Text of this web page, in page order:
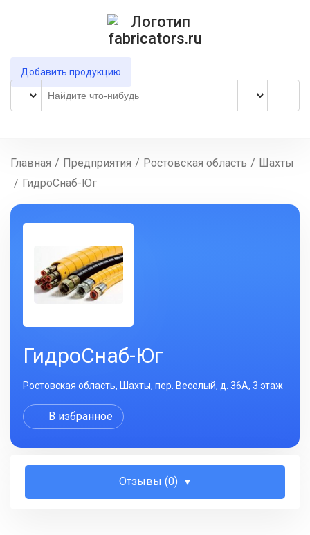
Добавить продукцию
Главная / Предприятия / Ростовская область / Шахты
/ ГидроСнаб-Юг
ГидроСнаб-Юг
Ростовская область, Шахты, пер. Веселый, д. 36А, 3 этаж
В избранное
Отзывы (0)